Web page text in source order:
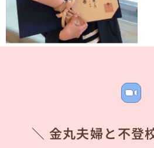
＼ 金丸夫婦と不登